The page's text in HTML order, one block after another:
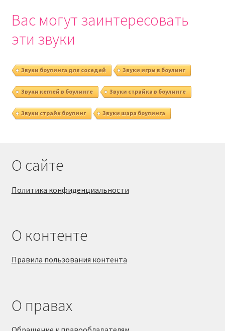
Вас могут заинтересовать
эти звуки
Звуки боулинга для соседей Звуки игры в боулинг
Звуки кеглей в боулинге Звуки страйка в боулинге
Звуки страйк боулинг Звуки шара боулинга
О сайте
Политика конфиденциальности
О контенте
Правила пользования контента
О правах